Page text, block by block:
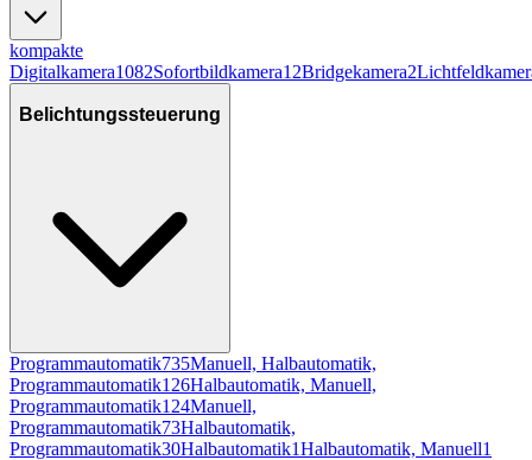
kompakte
Digitalkamera1082Sofortbildkamera12Bridgekamera2
Belichtungssteuerung
Programmautomatik735Manuell, Halbautomatik,
Programmautomatik126Halbautomatik, Manuell,
Programmautomatik124Manuell,
Programmautomatik73Halbautomatik,
Programmautomatik30Halbautomatik1Halbautomatik, Manuell1